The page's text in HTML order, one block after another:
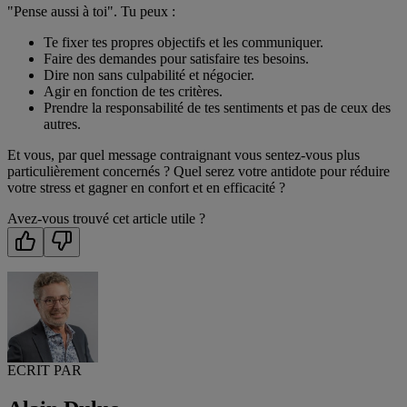
"Pense aussi à toi". Tu peux :
Te fixer tes propres objectifs et les communiquer.
Faire des demandes pour satisfaire tes besoins.
Dire non sans culpabilité et négocier.
Agir en fonction de tes critères.
Prendre la responsabilité de tes sentiments et pas de ceux des
autres.
Et vous, par quel message contraignant vous sentez-vous plus
particulièrement concernés ? Quel serez votre antidote pour réduire
votre stress et gagner en confort et en efficacité ?
Avez-vous trouvé cet article utile ?
ECRIT PAR